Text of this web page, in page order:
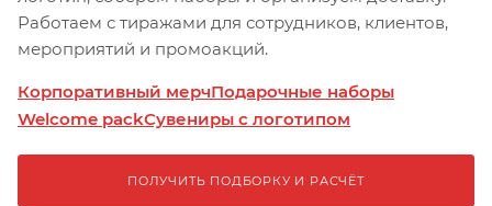
Работаем с тиражами для сотрудников, клиентов,
мероприятий и промоакций.
Корпоративный мерчПодарочные наборы
Welcome packСувениры с логотипом
ПОЛУЧИТЬ ПОДБОРКУ И РАСЧЁТ